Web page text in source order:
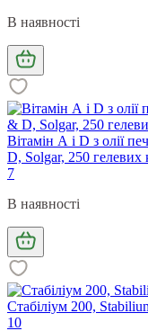
В наявності
Вітамін А і D з олії
D, Solgar, 250 гелевих
7
В наявності
Стабіліум 200,
10